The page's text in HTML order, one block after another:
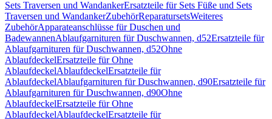
Sets Traversen und WandankerErsatzteile für Sets Füße und Sets
Traversen und WandankerZubehörReparatursetsWeiteres
ZubehörApparateanschlüsse für Duschen und
BadewannenAblaufgarnituren für Duschwannen, d52Ersatzteile für
Ablaufgarnituren für Duschwannen, d52Ohne
AblaufdeckelErsatzteile für Ohne
AblaufdeckelAblaufdeckelErsatzteile für
AblaufdeckelAblaufgarnituren für Duschwannen, d90Ersatzteile für
Ablaufgarnituren für Duschwannen, d90Ohne
AblaufdeckelErsatzteile für Ohne
AblaufdeckelAblaufdeckelErsatzteile für